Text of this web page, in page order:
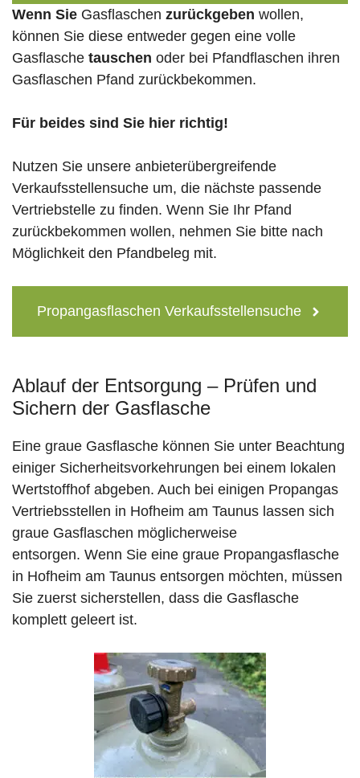
Wenn Sie Gasflaschen zurückgeben wollen,
können Sie diese entweder gegen eine volle
Gasflasche tauschen oder bei Pfandflaschen ihren
Gasflaschen Pfand zurückbekommen.
Für beides sind Sie hier richtig!
Nutzen Sie unsere anbieterübergreifende
Verkaufsstellensuche um, die nächste passende
Vertriebstelle zu finden. Wenn Sie Ihr Pfand
zurückbekommen wollen, nehmen Sie bitte nach
Möglichkeit den Pfandbeleg mit.
Propangasflaschen Verkaufsstellensuche
Ablauf der Entsorgung – Prüfen und
Sichern der Gasflasche
Eine graue Gasflasche können Sie unter Beachtung
einiger Sicherheitsvorkehrungen bei einem lokalen
Wertstoffhof abgeben. Auch bei einigen Propangas
Vertriebsstellen in Hofheim am Taunus lassen sich
graue Gasflaschen möglicherweise
entsorgen. Wenn Sie eine graue Propangasflasche
in Hofheim am Taunus entsorgen möchten, müssen
Sie zuerst sicherstellen, dass die Gasflasche
komplett geleert ist.